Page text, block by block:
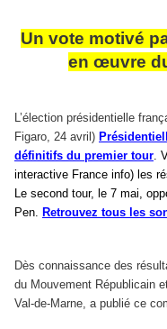
Un vote motivé
en œuvre
L’élection présidentielle
Figaro, 24 avril)
définitifs du premier tour.
interactive France info) les
Le second tour, le 7 mai,
Pen. Retrouvez tous les
Dès connaissance des
du Mouvement Républicain
Val-de-Marne, a publié ce